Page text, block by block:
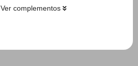
Ver complementos